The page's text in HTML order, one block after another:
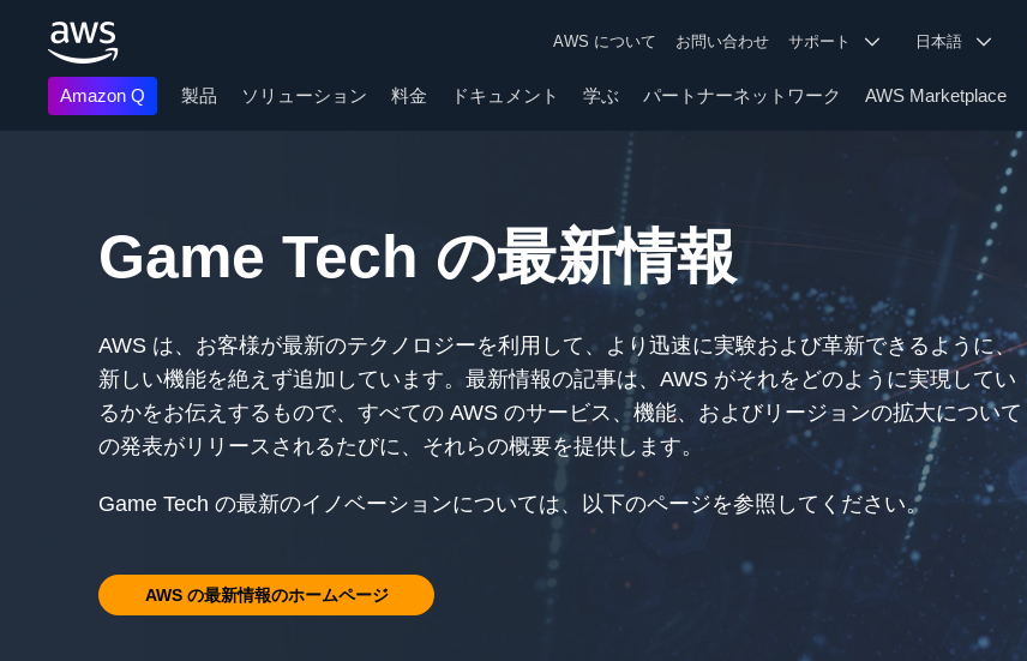
AWS について お問い合わせ サポート 日本語
Amazon Q 製品 ソリューション 料金 ドキュメント 学ぶ パートナーネットワーク AWS Marketplace
Game Tech の最新情報
AWS は、お客様が最新のテクノロジーを利用して、より迅速に実験および革新できるように、
新しい機能を絶えず追加しています。最新情報の記事は、AWS がそれをどのように実現してい
るかをお伝えするもので、すべての AWS のサービス、機能、およびリージョンの拡大について
の発表がリリースされるたびに、それらの概要を提供します。
Game Tech の最新のイノベーションについては、以下のページを参照してください。
AWS の最新情報のホームページ